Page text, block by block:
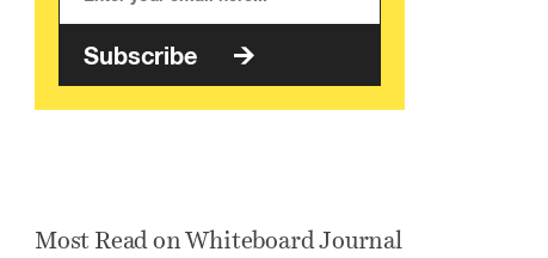
Subscribe
Most Read on Whiteboard Journal